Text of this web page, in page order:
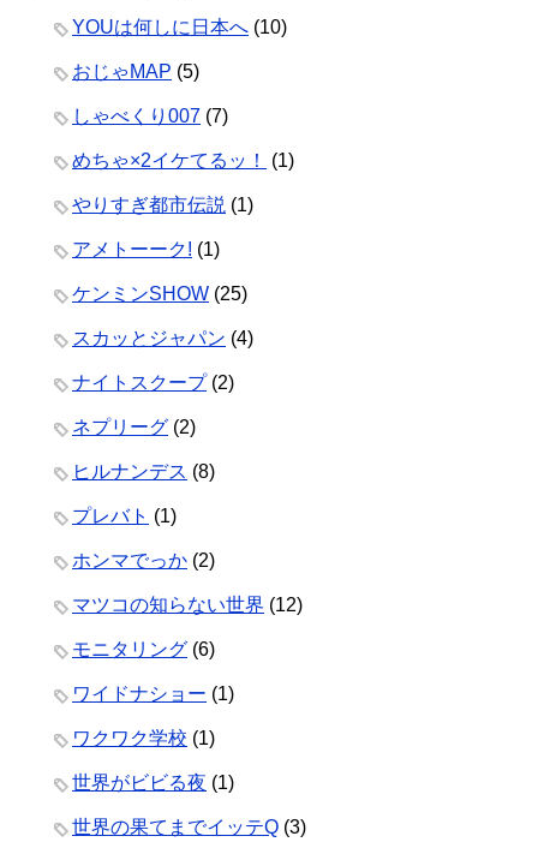
YOUは何しに日本へ (10)
おじゃMAP (5)
しゃべくり007 (7)
めちゃ×2イケてるッ！ (1)
やりすぎ都市伝説 (1)
アメトーーク! (1)
ケンミンSHOW (25)
スカッとジャパン (4)
ナイトスクープ(2)
ネプリーグ (2)
ヒルナンデス (8)
プレバト (1)
ホンマでっか (2)
マツコの知らない世界 (12)
モニタリング (6)
ワイドナショー (1)
ワクワク学校 (1)
世界がビビる夜 (1)
世界の果てまでイッテQ (3)